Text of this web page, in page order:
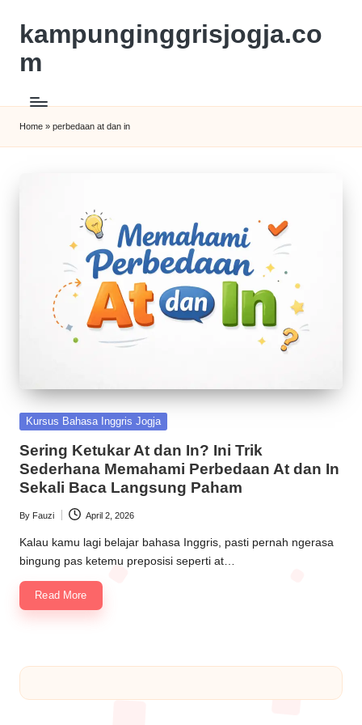
kampunginggrisjogja.co
m
Home » perbedaan at dan in
Kursus Bahasa Inggris Jogja
Sering Ketukar At dan In? Ini Trik
Sederhana Memahami Perbedaan At dan In
Sekali Baca Langsung Paham
By Fauzi April 2, 2026
Kalau kamu lagi belajar bahasa Inggris, pasti pernah ngerasa
bingung pas ketemu preposisi seperti at…
Read More